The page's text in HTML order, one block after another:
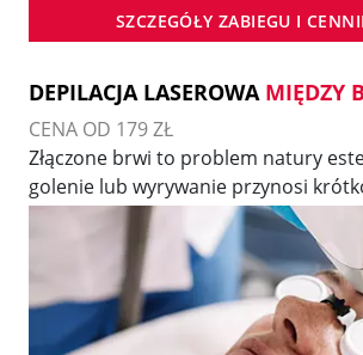
SZCZEGÓŁY ZABIEGU I
DEPILACJA LASEROWA MIĘDZY
CENA OD 179 ZŁ
Złączone brwi to problem natury
golenie lub wyrywanie przynosi